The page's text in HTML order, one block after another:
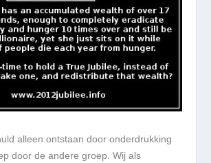
alleen ontstaan door onderdrukking
door de andere groep. Wij als